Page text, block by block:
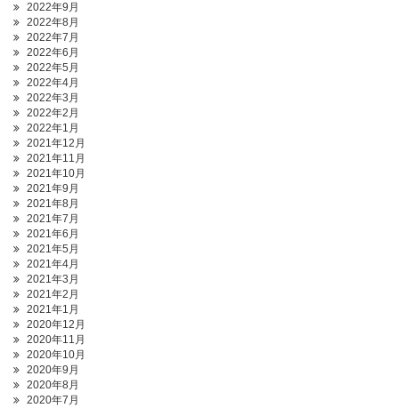
2022年9月
2022年8月
2022年7月
2022年6月
2022年5月
2022年4月
2022年3月
2022年2月
2022年1月
2021年12月
2021年11月
2021年10月
2021年9月
2021年8月
2021年7月
2021年6月
2021年5月
2021年4月
2021年3月
2021年2月
2021年1月
2020年12月
2020年11月
2020年10月
2020年9月
2020年8月
2020年7月